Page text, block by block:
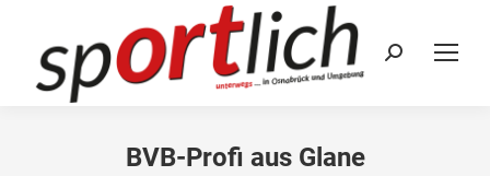
Search:
BVB-Profi aus Glane